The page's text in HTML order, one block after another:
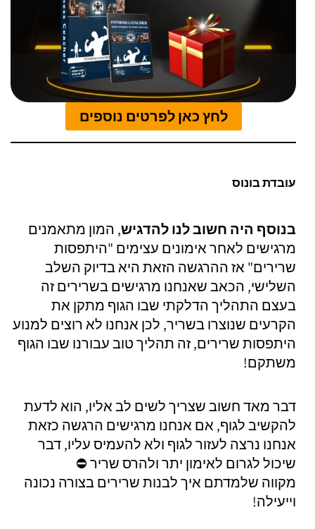
לחץ כאן לפרטים נוספים
עובדת בונוס
בנוסף היה חשוב לנו להדגיש, המון מתאמנים
מרגישים לאחר אימונים עצימים "היתפסות
שרירים" אז ההרגשה הזאת היא בדיוק השלב
השלישי, הכאב שאנחנו מרגישים בשרירים זה
בעצם התהליך הדלקתי שבו הגוף מתקן את
הקרעים שנוצרו בשריר, לכן אנחנו לא רוצים למנוע
היתפסות שרירים, זה תהליך טוב עבורנו שבו הגוף
משתקם!
דבר מאד חשוב שצריך לשים לב אליו, הוא לדעת
להקשיב לגוף, אם אנחנו מרגישים הרגשה כזאת
אנחנו נרצה לעזור לגוף ולא להעמיס עליו, דבר
שיכול לגרום לאימון יתר ולהרס שריר ⛔
מקווה שלמדתם איך לבנות שרירים בצורה נכונה
וייעילה!